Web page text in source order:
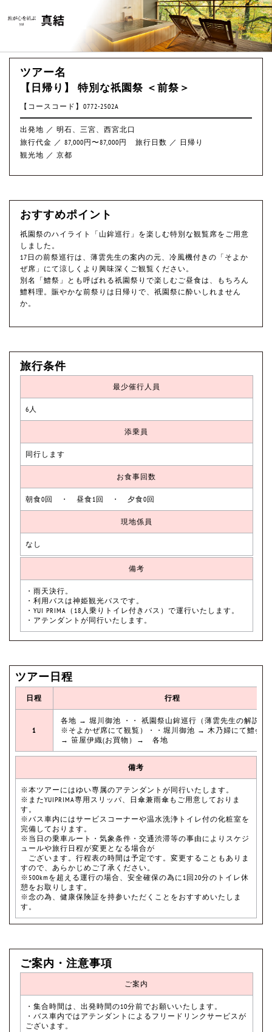
ツアー名
【日帰り】 特別な祇園祭 ＜前祭＞
【コースコード】0772-2502A
出発地 ／ 明石、三宮、西宮北口
旅行代金 ／ 87,000円〜87,000円
旅行日数 ／ 日帰り
観光地 ／ 京都
おすすめポイント
祇園祭のハイライト「山鉾巡行」を楽しむ特別な観覧席をご用意
しました。
17日の前祭巡行は、薄雲先生の案内の元、冷風機付きの「そよか
ぜ席」にて涼しくより興味深くご観覧ください。
別名「鱧祭」とも呼ばれる祇園祭りで楽しむご昼食は、もちろん
鱧料理。賑やかな前祭りは日帰りで、祇園祭に酔いしれません
か。
旅行条件
最少催行人員
6人
添乗員
同行します
お食事回数
朝食0回 ・ 昼食1回 ・ 夕食0回
現地係員
なし
備考
・雨天決行。
・利用バスは神姫観光バスです。
・YUI PRIMA（18人乗りトイレ付きバス）で運行いたします。
・アテンダントが同行いたします。
ツアー日程
日程 行程
1
各地 → 堀川御池 ・・ 祇園祭山鉾巡行（薄雲先生の解説付
※そよかぜ席にて観覧）・・堀川御池 → 木乃婦にて鱧会席
→ 笹屋伊織(お買物）→ 各地
備考
※本ツアーにはゆい専属のアテンダントが同行いたします。
※またYUIPRIMA専用スリッパ、日傘兼雨傘もご用意しておりま
す。
※バス車内にはサービスコーナーや温水洗浄トイレ付の化粧室を
完備しております。
※当日の乗車ルート・気象条件・交通渋滞等の事由によりスケジ
ュールや旅行日程が変更となる場合が
ございます。行程表の時間は予定です。変更することもありま
すので、あらかじめご了承ください。
※500kmを超える運行の場合、安全確保の為に1回20分のトイレ休
憩をお取りします。
※念の為、健康保険証を持参いただくことをおすすめいたしま
す。
ご案内・注意事項
ご案内
・集合時間は、出発時間の10分前でお願いいたします。
・バス車内ではアテンダントによるフリードリンクサービスが
ございます。